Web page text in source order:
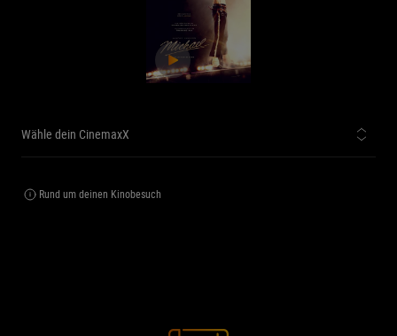
Wähle dein CinemaxX
Rund um deinen Kinobesuch